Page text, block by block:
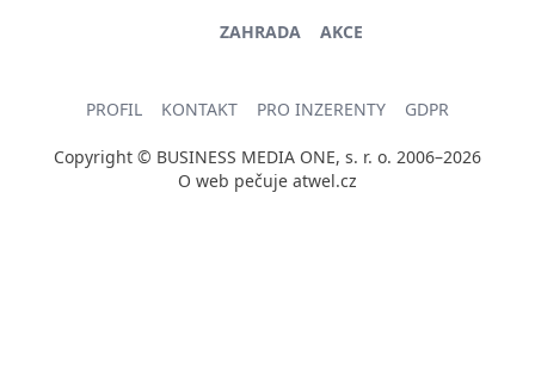
ZAHRADA
AKCE
PROFIL KONTAKT PRO INZERENTY GDPR
Copyright © BUSINESS MEDIA ONE, s. r. o. 2006–2026